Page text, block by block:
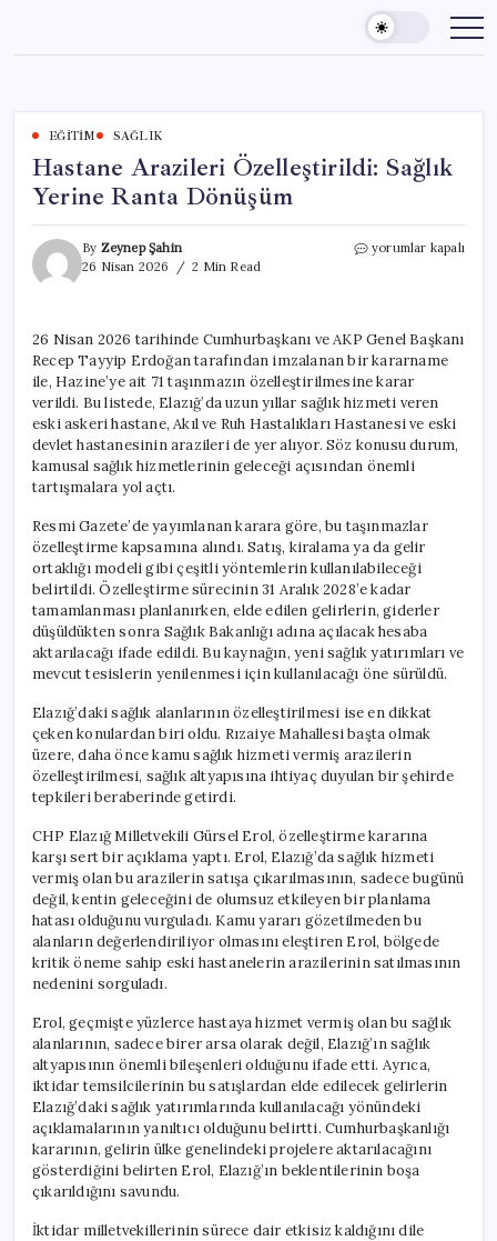
content
EĞITIM SAĞLIK
Hastane Arazileri Özelleştirildi: Sağlık
Yerine Ranta Dönüşüm
By Zeynep Şahin
26 Nisan 2026
2 Min Read
Hastane
Ranta
Dönüşüm
için
yorumlar kapalı
26 Nisan 2026 tarihinde Cumhurbaşkanı ve AKP Genel Başkanı
Recep Tayyip Erdoğan tarafından imzalanan bir kararname
ile, Hazine’ye ait 71 taşınmazın özelleştirilmesine karar
verildi. Bu listede, Elazığ’da uzun yıllar sağlık hizmeti veren
eski askeri hastane, Akıl ve Ruh Hastalıkları Hastanesi ve eski
devlet hastanesinin arazileri de yer alıyor. Söz konusu durum,
kamusal sağlık hizmetlerinin geleceği açısından önemli
tartışmalara yol açtı.
Resmi Gazete’de yayımlanan karara göre, bu taşınmazlar
özelleştirme kapsamına alındı. Satış, kiralama ya da gelir
ortaklığı modeli gibi çeşitli yöntemlerin kullanılabileceği
belirtildi. Özelleştirme sürecinin 31 Aralık 2028’e kadar
tamamlanması planlanırken, elde edilen gelirlerin, giderler
düşüldükten sonra Sağlık Bakanlığı adına açılacak hesaba
aktarılacağı ifade edildi. Bu kaynağın, yeni sağlık yatırımları ve
mevcut tesislerin yenilenmesi için kullanılacağı öne sürüldü.
Elazığ’daki sağlık alanlarının özelleştirilmesi ise en dikkat
çeken konulardan biri oldu. Rızaiye Mahallesi başta olmak
üzere, daha önce kamu sağlık hizmeti vermiş arazilerin
özelleştirilmesi, sağlık altyapısına ihtiyaç duyulan bir şehirde
tepkileri beraberinde getirdi.
CHP Elazığ Milletvekili Gürsel Erol, özelleştirme kararına
karşı sert bir açıklama yaptı. Erol, Elazığ’da sağlık hizmeti
vermiş olan bu arazilerin satışa çıkarılmasının, sadece bugünü
değil, kentin geleceğini de olumsuz etkileyen bir planlama
hatası olduğunu vurguladı. Kamu yararı gözetilmeden bu
alanların değerlendiriliyor olmasını eleştiren Erol, bölgede
kritik öneme sahip eski hastanelerin arazilerinin satılmasının
nedenini sorguladı.
Erol, geçmişte yüzlerce hastaya hizmet vermiş olan bu sağlık
alanlarının, sadece birer arsa olarak değil, Elazığ’ın sağlık
altyapısının önemli bileşenleri olduğunu ifade etti. Ayrıca,
iktidar temsilcilerinin bu satışlardan elde edilecek gelirlerin
Elazığ’daki sağlık yatırımlarında kullanılacağı yönündeki
açıklamalarının yanıltıcı olduğunu belirtti. Cumhurbaşkanlığı
kararının, gelirin ülke genelindeki projelere aktarılacağını
gösterdiğini belirten Erol, Elazığ’ın beklentilerinin boşa
çıkarıldığını savundu.
İktidar milletvekillerinin sürece dair etkisiz kaldığını dile